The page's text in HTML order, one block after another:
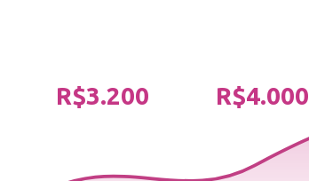
R$3.200 R$4.000